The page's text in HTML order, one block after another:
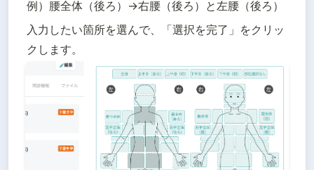
例）腰全体（後ろ）→右腰（後ろ）と左腰（後ろ）
入力したい箇所を選んで、「選択を完了」をクリッ
クします。